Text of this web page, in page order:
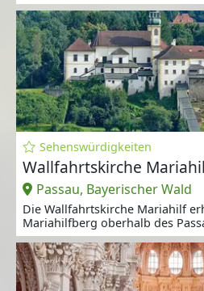
Sehenswürdigkeiten
Wallfahrtskirche
Passau, Bayerischer Wald
Die Wallfahrtskirche Mariahilf
Mariahilfberg oberhalb des